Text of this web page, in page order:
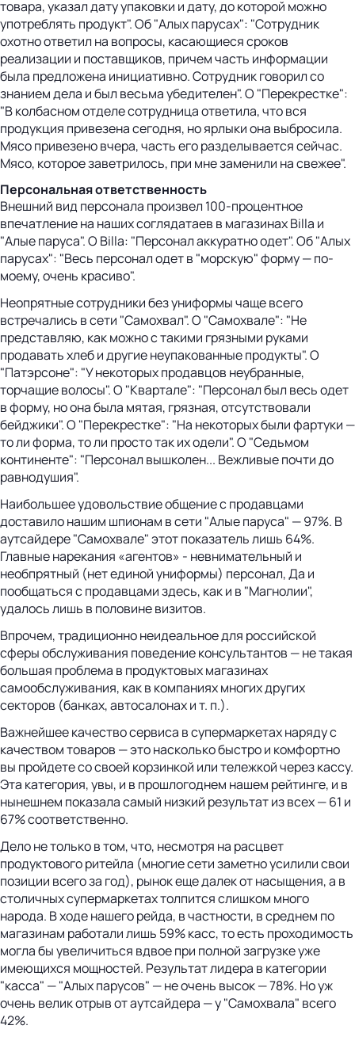
товара, указал дату упаковки и дату, до которой можно
употреблять продукт". Об "Алых парусах": "Сотрудник
охотно ответил на вопросы, касающиеся сроков
реализации и поставщиков, причем часть информации
была предложена инициативно. Сотрудник говорил со
знанием дела и был весьма убедителен". О "Перекрестке":
"В колбасном отделе сотрудница ответила, что вся
продукция привезена сегодня, но ярлыки она выбросила.
Мясо привезено вчера, часть его разделывается сейчас.
Мясо, которое заветрилось, при мне заменили на свежее".
Персональная ответственность
Внешний вид персонала произвел 100-процентное
впечатление на наших соглядатаев в магазинах Billa и
"Алые паруса". О Billa: "Персонал аккуратно одет". Об "Алых
парусах": "Весь персонал одет в "морскую" форму — по-
моему, очень красиво".
Неопрятные сотрудники без униформы чаще всего
встречались в сети "Самохвал". О "Самохвале": "Не
представляю, как можно с такими грязными руками
продавать хлеб и другие неупакованные продукты". О
"Патэрсоне": "У некоторых продавцов неубранные,
торчащие волосы". О "Квартале": "Персонал был весь одет
в форму, но она была мятая, грязная, отсутствовали
бейджики". О "Перекрестке": "На некоторых были фартуки —
то ли форма, то ли просто так их одели". О "Седьмом
континенте": "Персонал вышколен... Вежливые почти до
равнодушия".
Наибольшее удовольствие общение с продавцами
доставило нашим шпионам в сети "Алые паруса" — 97%. В
аутсайдере "Самохвале" этот показатель лишь 64%.
Главные нарекания «агентов» - невнимательный и
необпрятный (нет единой униформы) персонал, Да и
пообщаться с продавцами здесь, как и в "Магнолии",
удалось лишь в половине визитов.
Впрочем, традиционно неидеальное для российской
сферы обслуживания поведение консультантов — не такая
большая проблема в продуктовых магазинах
самообслуживания, как в компаниях многих других
секторов (банках, автосалонах и т. п.).
Важнейшее качество сервиса в супермаркетах наряду с
качеством товаров — это насколько быстро и комфортно
вы пройдете со своей корзинкой или тележкой через кассу.
Эта категория, увы, и в прошлогоднем нашем рейтинге, и в
нынешнем показала самый низкий результат из всех — 61 и
67% соответственно.
Дело не только в том, что, несмотря на расцвет
продуктового ритейла (многие сети заметно усилили свои
позиции всего за год), рынок еще далек от насыщения, а в
столичных супермаркетах толпится слишком много
народа. В ходе нашего рейда, в частности, в среднем по
магазинам работали лишь 59% касс, то есть проходимость
могла бы увеличиться вдвое при полной загрузке уже
имеющихся мощностей. Результат лидера в категории
"касса" — "Алых парусов" — не очень высок — 78%. Но уж
очень велик отрыв от аутсайдера — у "Самохвала" всего
42%.